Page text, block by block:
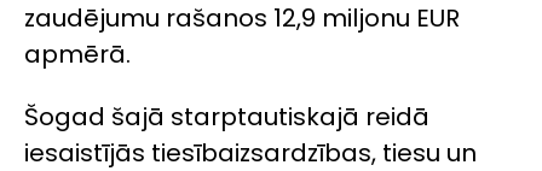
zaudējumu rašanos 12,9 miljonu EUR
apmērā.
Šogad šajā starptautiskajā reidā
iesaistījās tiesībaizsardzības, tiesu un